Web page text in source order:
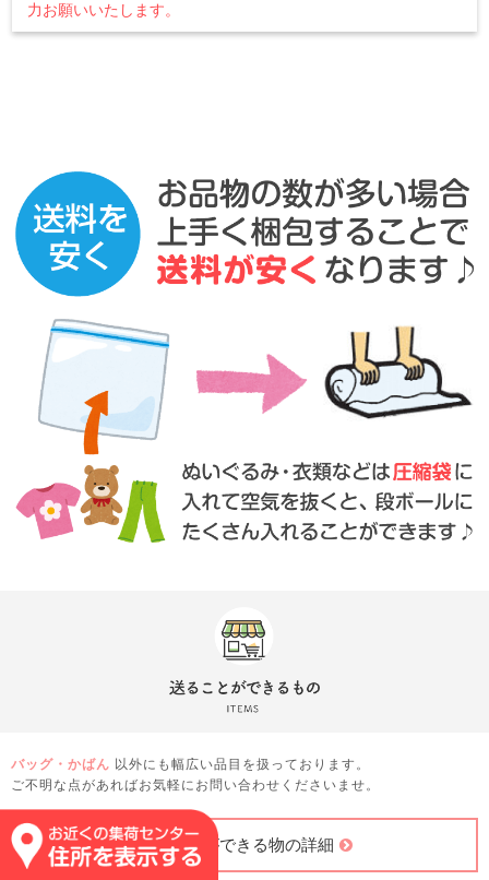
力お願いいたします。
バッグ・かばん 以外にも幅広い品目を扱っております。
ご不明な点があればお気軽にお問い合わせくださいませ。
送ることができる物の詳細